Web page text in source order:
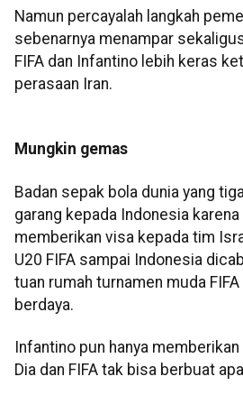
Namun percayalah langkah
sebenarnya menampar
FIFA dan Infantino lebih keras
perasaan Iran.
Mungkin gemas
Badan sepak bola dunia yang
garang kepada Indonesia
memberikan visa kepada tim
U20 FIFA sampai Indonesia
tuan rumah turnamen muda
berdaya.
Infantino pun hanya
Dia dan FIFA tak bisa berbuat